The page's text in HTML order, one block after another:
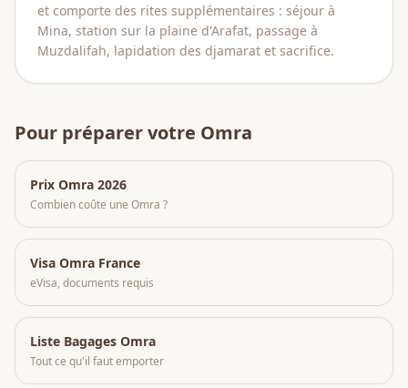
et comporte des rites supplémentaires : séjour à
Mina, station sur la plaine d'Arafat, passage à
Muzdalifah, lapidation des djamarat et sacrifice.
Pour préparer votre Omra
Prix Omra 2026
Combien coûte une Omra ?
Visa Omra France
eVisa, documents requis
Liste Bagages Omra
Tout ce qu'il faut emporter